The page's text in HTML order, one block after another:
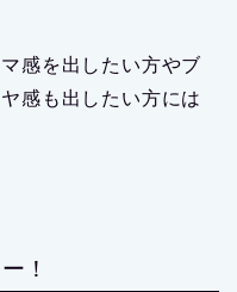
感を出したい方やブ
感も出したい方には
！